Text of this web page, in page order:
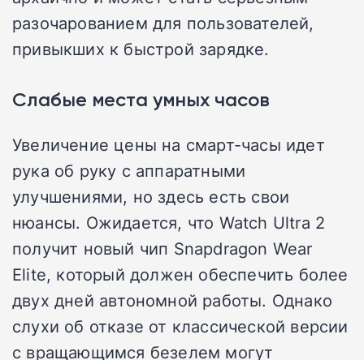
разочарованием для пользователей,
привыкших к быстрой зарядке.
Слабые места умных часов
Увеличение цены на смарт-часы идет
рука об руку с аппаратными
улучшениями, но здесь есть свои
нюансы. Ожидается, что Watch Ultra 2
получит новый чип Snapdragon Wear
Elite, который должен обеспечить более
двух дней автономной работы. Однако
слухи об отказе от классической версии
с вращающимся безелем могут